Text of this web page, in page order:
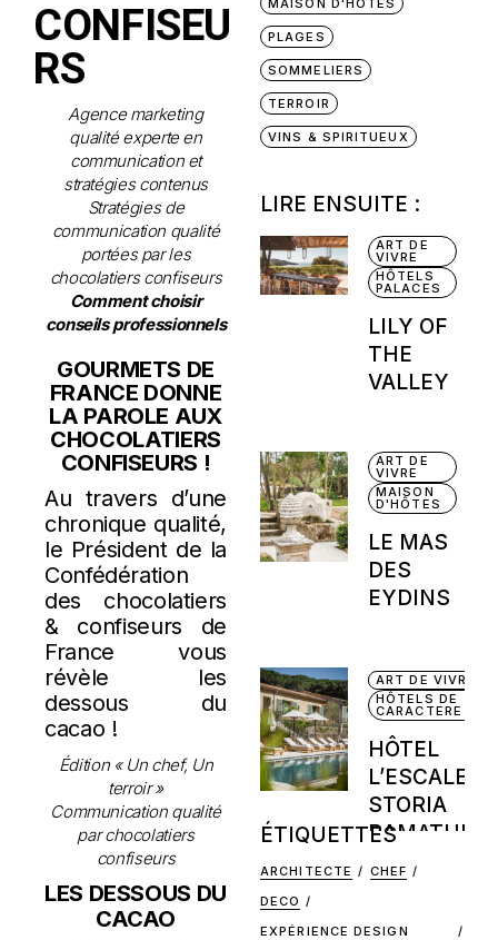
CONFISEU
RS
Agence marketing
qualité experte en
communication et
stratégies contenus
Stratégies de
communication qualité
portées par les
chocolatiers confiseurs
Comment choisir
conseils professionnels
GOURMETS DE
FRANCE DONNE
LA PAROLE AUX
CHOCOLATIERS
CONFISEURS !
Au travers d’une
chronique qualité,
le Président de la
Confédération
des chocolatiers
& confiseurs de
France vous
révèle les
dessous du
cacao !
Édition « Un chef, Un
terroir »
Communication qualité
par chocolatiers
confiseurs
LES DESSOUS DU
CACAO
MAISON D'HÔTES
PLAGES
SOMMELIERS
TERROIR
VINS & SPIRITUEUX
LIRE ENSUITE :
ART DE
VIVRE
HÔTELS
PALACES
LILY OF
THE
VALLEY
ART DE
VIVRE
MAISON
D'HÔTES
LE MAS
DES
EYDINS
ART DE VIVRE
HÔTELS DE
CARACTERE
HÔTEL
L’ESCALET –
STORIA
ÉTIQUETTES
ARCHITECTE
CHEF
DECO
EXPÉRIENCE DESIGN